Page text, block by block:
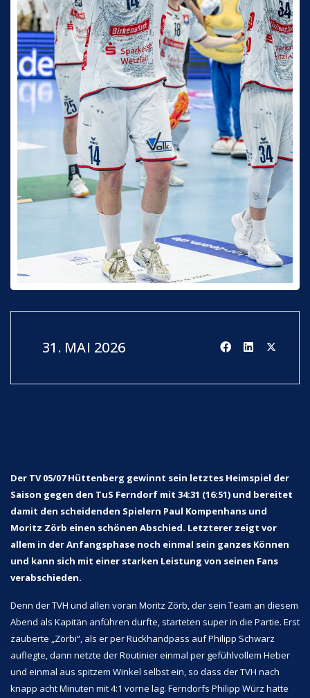
31. MAI 2026
Der TV 05/07 Hüttenberg gewinnt sein letztes Heimspiel der
Saison gegen den TuS Ferndorf mit 34:31 (16:51) und bereitet
damit den scheidenden Spielern Paul Kompenhans und
Moritz Zörb einen schönen Abschied. Letzterer zeigt vor
allem in der Anfangsphase noch einmal sein ganzes Können
und kann sich mit einer starken Leistung von seinen Fans
verabschieden.
Denn der TVH und allen voran Moritz Zörb, der sein Team an diesem
Abend als Kapitän anführen durfte, starteten super in die Partie. Erst
zauberte „Zörbi“, als er per Rückhandpass auf Philipp Schwarz
auflegte, dann netzte der Routinier einmal per gefühlvollem Heber
und einmal aus spitzem Winkel selbst ein, so dass der TVH nach
knapp acht Minuten mit 4:1 vorne lag. Ferndorfs Philipp Würz hatte